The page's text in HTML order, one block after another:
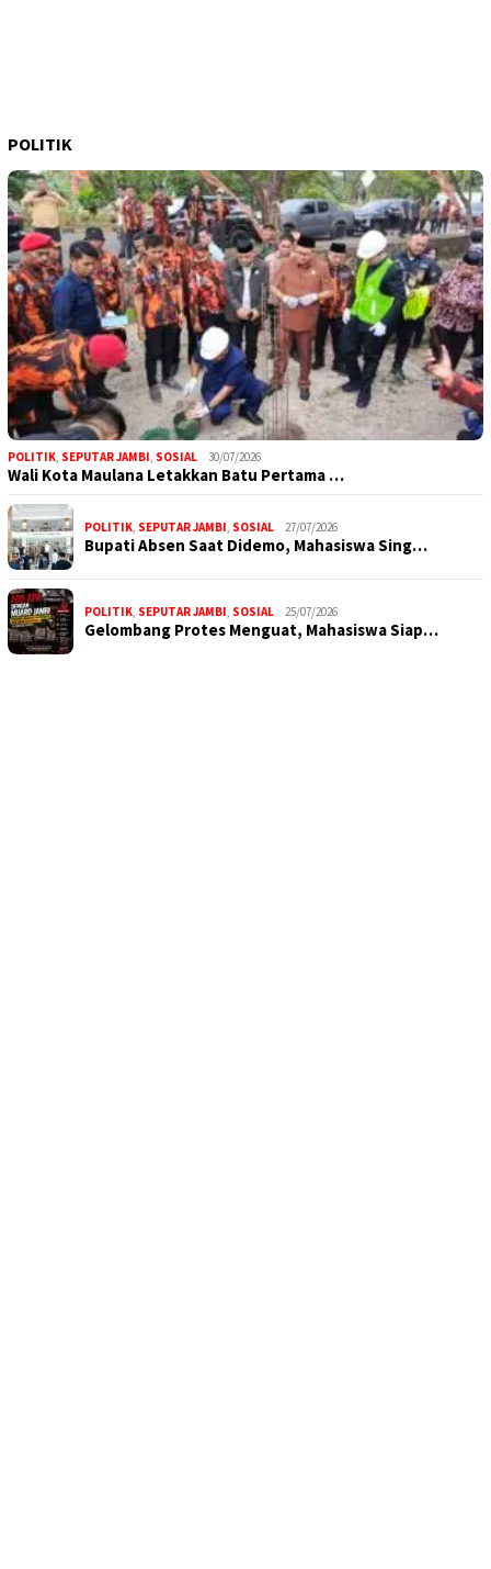
POLITIK
POLITIK, SEPUTAR JAMBI, SOSIAL 30/07/2026
Wali Kota Maulana Letakkan Batu Pertama …
POLITIK, SEPUTAR JAMBI, SOSIAL 27/07/2026
Bupati Absen Saat Didemo, Mahasiswa Sing…
POLITIK, SEPUTAR JAMBI, SOSIAL 25/07/2026
Gelombang Protes Menguat, Mahasiswa Siap…